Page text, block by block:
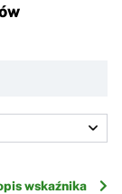
wskaźnika